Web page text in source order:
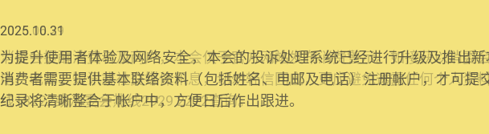
2025.10.31
为提升使用者体验及网络安全，本会的投诉处理系统已经进行升级及推出
消费者需要提供基本联络资料（包括姓名、电邮及电话）注册帐户，才可提
纪录将清晰整合于帐户中，方便日后作出跟进。